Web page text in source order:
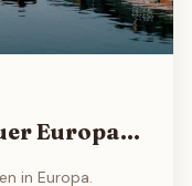
Europa
in Europa.